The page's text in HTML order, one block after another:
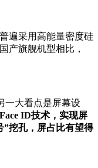
遍采用高能量密度硅
产旗舰机型相比，
一大看点是屏幕设
ID技术，实现屏
”挖孔，屏占比有望得